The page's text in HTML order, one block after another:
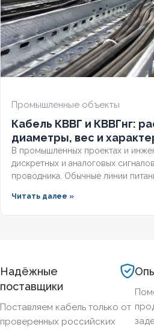
Промышленные объекты
Кабель КВВГ и КВВГнг:
диаметры, вес и
В промышленных проектах и
дискретных и аналоговых
проводника. Обычные линии
разберём технические
Читать далее »
Надёжные
поставщики
Поставляем кабель только от
проверенных российских